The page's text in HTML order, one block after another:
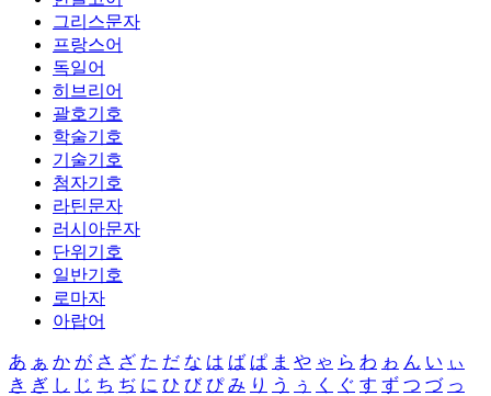
그리스문자
프랑스어
독일어
히브리어
괄호기호
학술기호
기술기호
첨자기호
라틴문자
러시아문자
단위기호
일반기호
로마자
아랍어
あ ぁ か が さ ざ た だ な は ば ぱ ま や ゃ ら わ ゎ ん い ぃ
き ぎ し じ ち ぢ に ひ び ぴ み り う ぅ く ぐ す ず つ づ っ